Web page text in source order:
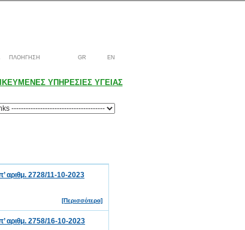
ΠΛΟΗΓΗΣΗ GR EN
ΥΠΗΡΕΣΙΕΣ ΥΓΕΙΑΣ
αριθμ. 2728/11-10-2023
[Περισσότερα]
αριθμ. 2758/16-10-2023